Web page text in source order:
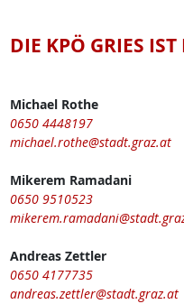
DIE KPÖ GRIES
Michael Rothe
0650 4448197
michael.rothe@stadt.graz.at
Mikerem Ramadani
0650 9510523
Andreas Zettler
0650 4177735
andreas.zettler@stadt.graz.at